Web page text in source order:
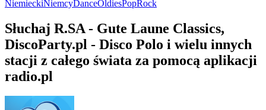
NiemieckiNiemcyDanceOldiesPopRock
Słuchaj R.SA - Gute Laune Classics,
DiscoParty.pl - Disco Polo i wielu innych
stacji z całego świata za pomocą aplikacji
radio.pl